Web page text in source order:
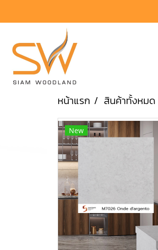
หน้าแรก สินค้าทั้งหมด
New